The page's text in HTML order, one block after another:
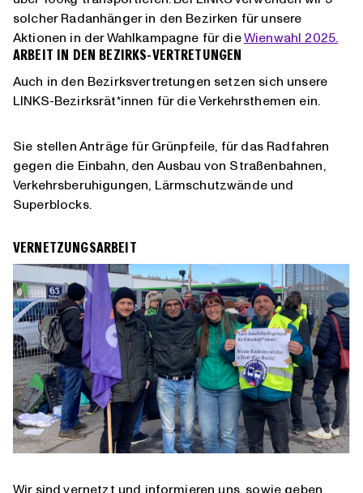
solcher Radanhänger in den Bezirken für unsere
Aktionen in der Wahlkampagne für dieWienwahl 2025.
ARBEIT IN DEN BEZIRKS-VERTRETUNGEN
Auch in den Bezirksvertretungen setzen sich unsere
LINKS-Bezirksrät*innen für die Verkehrsthemen ein.
Sie stellen Anträge für Grünpfeile, für das Radfahren
gegen die Einbahn, den Ausbau von Straßenbahnen,
Verkehrsberuhigungen, Lärmschutzwände und
Superblocks.
VERNETZUNGSARBEIT
Wir sind vernetzt und informieren uns, sowie geben